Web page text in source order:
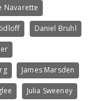
Navarette
Daniel Bruhl
James Marsden
Julia Sweeney